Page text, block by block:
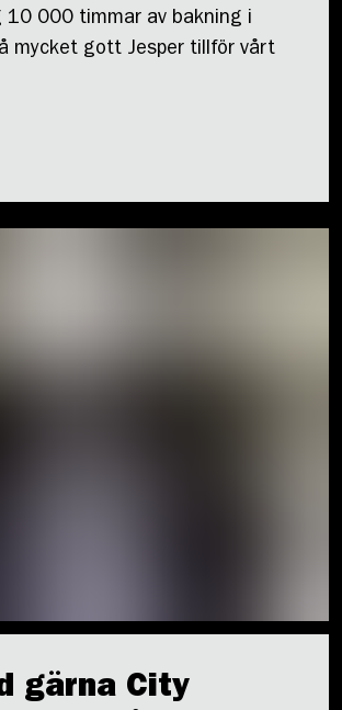
10 000 timmar av bakning i
mycket gott Jesper tillför vårt
gärna City